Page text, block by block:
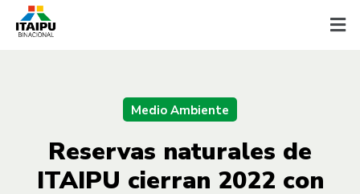
Medio Ambiente
Reservas naturales de
ITAIPU cierran 2022 con